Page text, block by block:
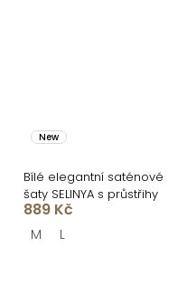
New
Bílé elegantní saténové
šaty SELINYA s průstřihy
889 Kč
M L